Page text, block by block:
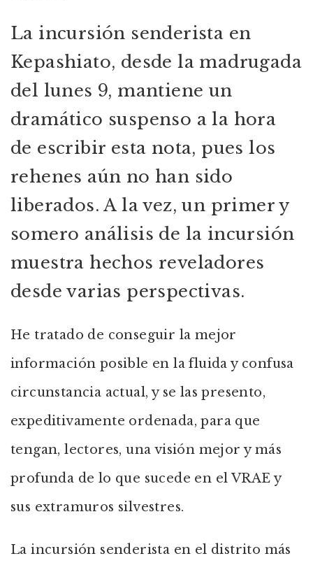
La incursión senderista en
Kepashiato, desde la madrugada
del lunes 9, mantiene un
dramático suspenso a la hora
de escribir esta nota, pues los
rehenes aún no han sido
liberados. A la vez, un primer y
somero análisis de la incursión
muestra hechos reveladores
desde varias perspectivas.
He tratado de conseguir la mejor
información posible en la fluida y confusa
circunstancia actual, y se las presento,
expeditivamente ordenada, para que
tengan, lectores, una visión mejor y más
profunda de lo que sucede en el VRAE y
sus extramuros silvestres.
La incursión senderista en el distrito más